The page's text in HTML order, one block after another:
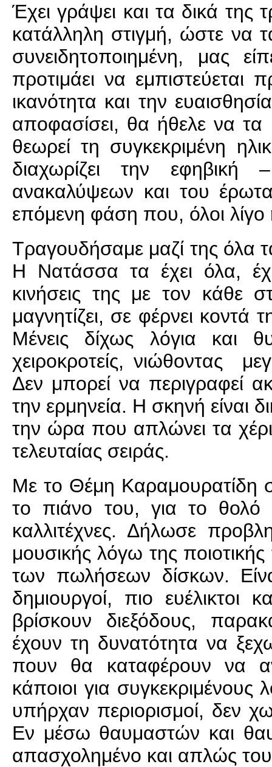
Έχει γράψει και τα δικά της
κατάλληλη στιγμή, ώστε να
συνειδητοποιημένη, μας
προτιμάει να εμπιστεύεται
ικανότητα και την
αποφασίσει, θα ήθελε να τα
θεωρεί τη συγκεκριμένη
διαχωρίζει την
ανακαλύψεων και του
επόμενη φάση που, όλοι
Τραγουδήσαμε μαζί της όλα
Η Νατάσσα τα έχει όλα,
κινήσεις της με τον κάθε
μαγνητίζει, σε φέρνει κοντά
Μένεις δίχως λόγια και
χειροκροτείς, νιώθοντας
Δεν μπορεί να περιγραφεί
την ερμηνεία. Η σκηνή είναι
την ώρα που απλώνει τα
τελευταίας σειράς.
Με το Θέμη Καραμουρατίδη
το πιάνο του, για το θολό
καλλιτέχνες. Δήλωσε
μουσικής λόγω της
των πωλήσεων δίσκων.
δημιουργοί, πιο ευέλικτοι
βρίσκουν διεξόδους,
έχουν τη δυνατότητα να
πουν θα καταφέρουν να
κάποιοι για
υπήρχαν περιορισμοί, δεν
Εν μέσω θαυμαστών και
απασχολημένο και απλώς